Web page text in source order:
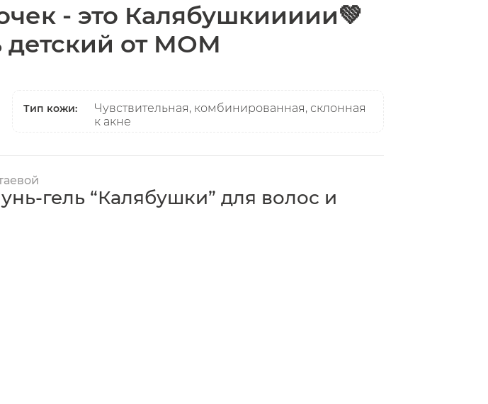
- это Калябушкиииии💚
детский от МОМ
Тип кожи:
Чувствительная, комбинированная, склонная
к акне
гель “Калябушки” для волос и